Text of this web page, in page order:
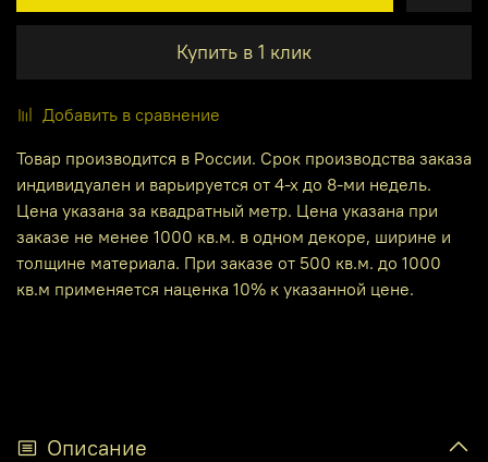
Купить в 1 клик
Добавить в сравнение
Товар производится в России. Срок производства заказа
индивидуален и варьируется от 4-х до 8-ми недель.
Цена указана за квадратный метр. Цена указана при
заказе не менее 1000 кв.м. в одном декоре, ширине и
толщине материала. При заказе от 500 кв.м. до 1000
кв.м применяется наценка 10% к указанной цене.
Описание